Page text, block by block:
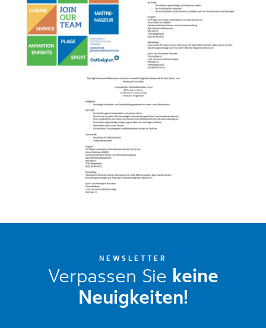
NEWSLETTER
Verpassen Sie keine
Neuigkeiten!